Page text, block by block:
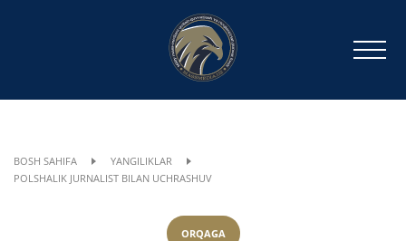
BOSH SAHIFA
YANGILIKLAR
POLSHALIK JURNALIST BILAN UCHRASHUV
ORQAGA